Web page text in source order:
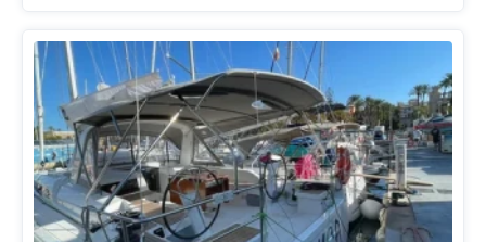
vorstellen.
Horta
Marina-
Azoren.